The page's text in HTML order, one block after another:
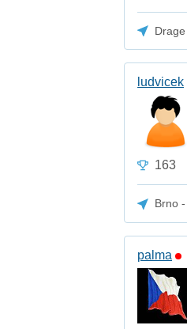
ludvicek
163
Brno
palma